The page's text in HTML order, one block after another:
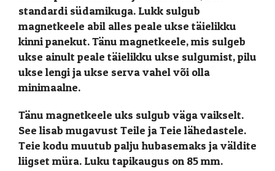
standardi südamikuga. Lukk sulgub
magnetkeele abil alles peale ukse täielikku
kinni panekut. Tänu magnetkeele, mis sulgeb
ukse ainult peale täielikku ukse sulgumist, pilu
ukse lengi ja ukse serva vahel või olla
minimaalne.
Tänu magnetkeele uks sulgub väga vaikselt.
See lisab mugavust Teile ja Teie lähedastele.
Teie kodu muutub palju hubasemaks ja väldite
liigset müra. Luku tapikaugus on 85 mm.